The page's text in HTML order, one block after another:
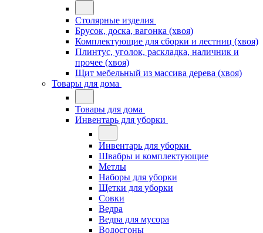
Столярные изделия
Брусок, доска, вагонка (хвоя)
Комплектующие для сборки и лестниц (хвоя)
Плинтус, уголок, раскладка, наличник и
прочее (хвоя)
Щит мебельный из массива дерева (хвоя)
Товары для дома
Товары для дома
Инвентарь для уборки
Инвентарь для уборки
Швабры и комплектующие
Метлы
Наборы для уборки
Щетки для уборки
Совки
Ведра
Ведра для мусора
Водосгоны